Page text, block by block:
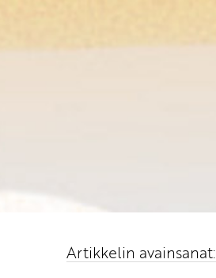
Artikkelin avainsanat: